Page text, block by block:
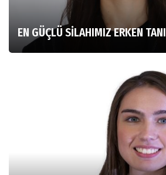
EN GÜÇLÜ SİLAHIMIZ ERKEN TANI